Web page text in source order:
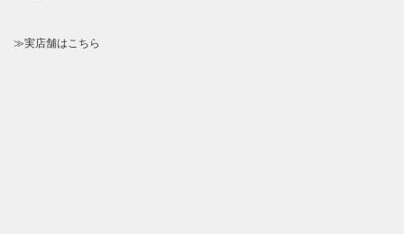
≫実店舗はこちら